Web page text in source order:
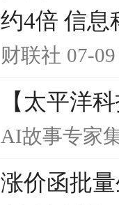
约4倍 信息
财联社 07-
【太平洋
AI故事专家
涨价函批